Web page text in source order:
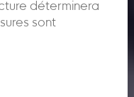
déterminera
sont